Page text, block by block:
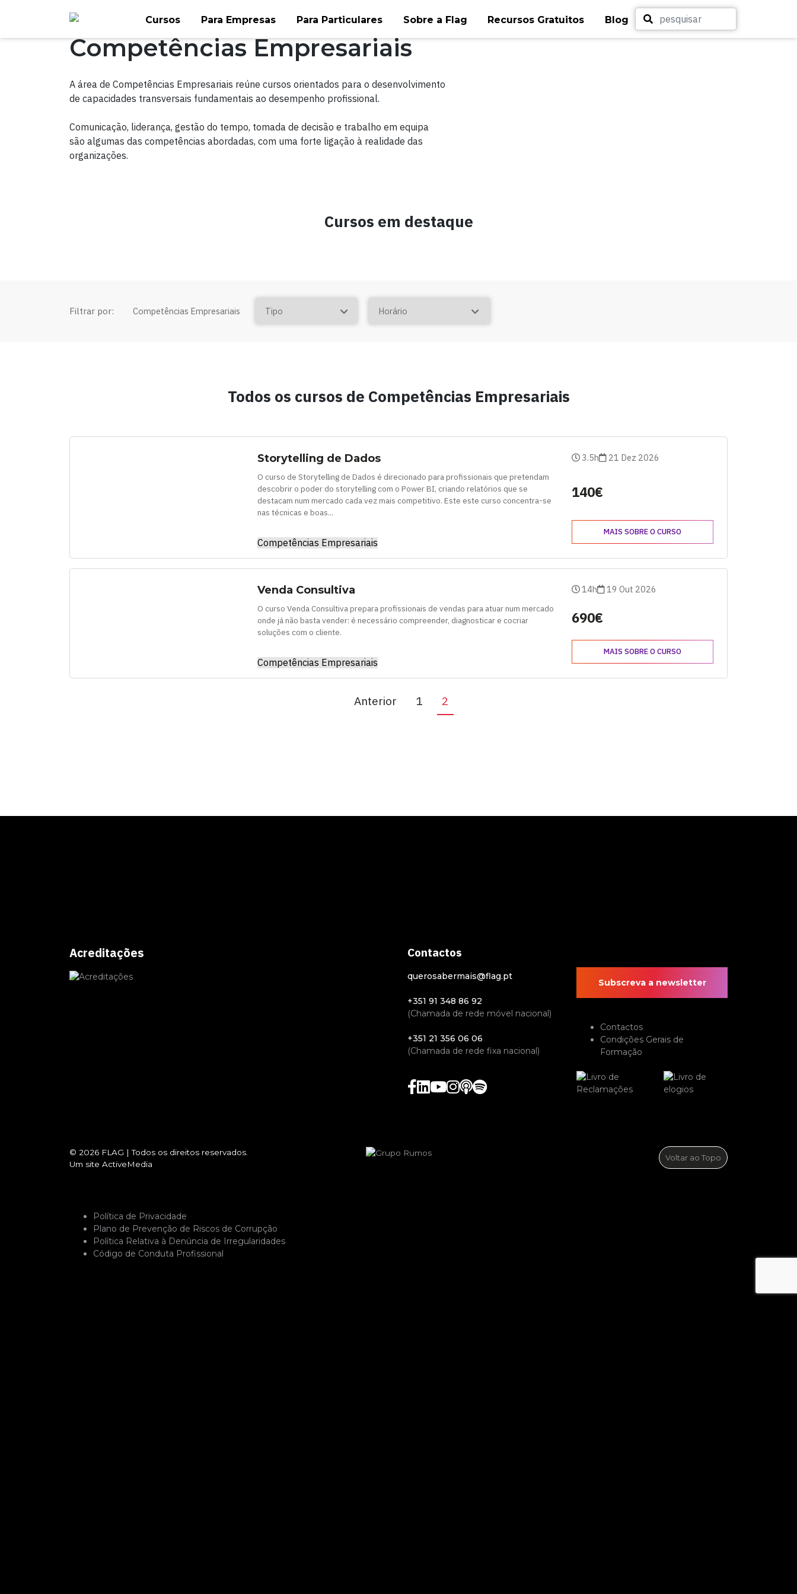
content
Cursos Para Empresas Para Particulares Sobre a Flag Recursos Gratuitos Blog
Competências Empresariais
A área de Competências Empresariais reúne cursos orientados para o desenvolvimento
de capacidades transversais fundamentais ao desempenho profissional.
Comunicação, liderança, gestão do tempo, tomada de decisão e trabalho em equipa
são algumas das competências abordadas, com uma forte ligação à realidade das
organizações.
Cursos em destaque
Filtrar por: Competências Empresariais
Todos os cursos de Competências Empresariais
Storytelling de Dados
O curso de Storytelling de Dados é direcionado para profissionais que pretendam
descobrir o poder do storytelling com o Power BI, criando relatórios que se
destacam num mercado cada vez mais competitivo. Este este curso concentra-se
nas técnicas e boas...
Competências Empresariais
3.5h 21 Dez 2026
140€
MAIS SOBRE O CURSO
Venda Consultiva
O curso Venda Consultiva prepara profissionais de vendas para atuar num mercado
onde já não basta vender: é necessário compreender, diagnosticar e cocriar
soluções com o cliente.
Competências Empresariais
14h 19 Out 2026
690€
MAIS SOBRE O CURSO
Anterior 1 2
Acreditações Contactos
querosabermais@flag.pt
+351 91 348 86 92
(Chamada de rede móvel nacional)
+351 21 356 06 06
(Chamada de rede fixa nacional)
Subscreva a newsletter
Contactos
Condições Gerais de
Formação
© 2026 FLAG |Todos os direitos reservados.
Um site ActiveMedia
Voltar ao Topo
Política de Privacidade
Plano de Prevenção de Riscos de Corrupção
Política Relativa à Denúncia de Irregularidades
Código de Conduta Profissional